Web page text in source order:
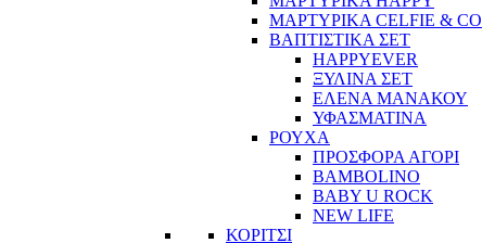
ΜΑΡΤΥΡΙΚΑ CELFIE & CO
ΒΑΠΤΙΣΤΙΚΑ ΣΕΤ
HAPPYEVER
ΞΥΛΙΝΑ ΣΕΤ
ΕΛΕΝΑ ΜΑΝΑΚΟΥ
ΥΦΑΣΜΑΤΙΝΑ
ΡΟΥΧΑ
ΠΡΟΣΦΟΡΑ ΑΓΟΡΙ
BAMBOLINO
BABY U ROCK
NEW LIFE
ΚΟΡΙΤΣΙ